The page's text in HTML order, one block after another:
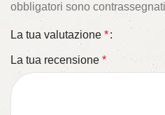
obbligatori sono contrassegnati
La tua valutazione *
La tua recensione *